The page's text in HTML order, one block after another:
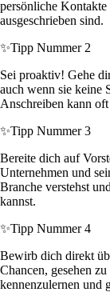
persönliche
ausgeschrieben sind.
✨Tipp Nummer 2
Sei proaktiv! Gehe
auch wenn sie keine
Anschreiben kann
✨Tipp Nummer 3
Bereite dich auf
Unternehmen und
Branche verstehst
kannst.
✨Tipp Nummer 4
Bewirb dich direkt
Chancen, gesehen
kennenzulernen und